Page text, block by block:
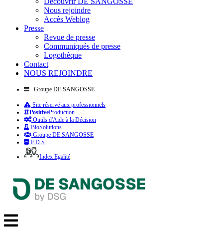
Nous rejoindre
Accès Weblog
Presse
Revue de presse
Communiqués de presse
Logothèque
Contact
NOUS REJOINDRE
Groupe DE SANGOSSE
Site réservé aux professionnels
PositiveProduction
Outils d'Aide à la Décision
BioSolutions
Groupe DE SANGOSSE
F.D.S.
Index Egalité